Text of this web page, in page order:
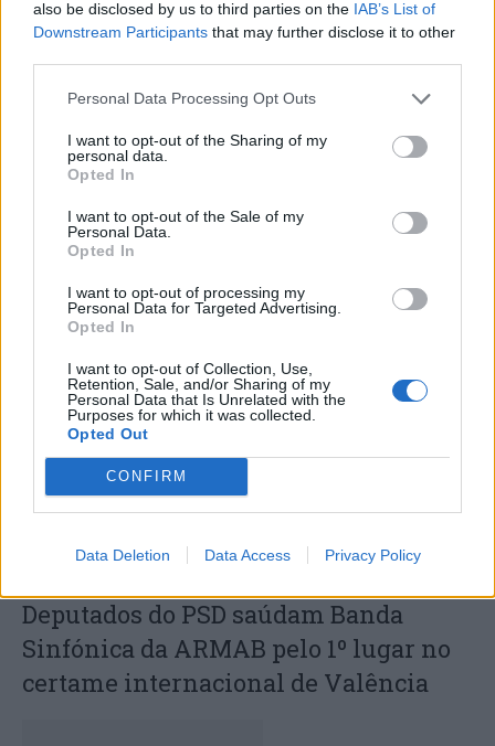
also be disclosed by us to third parties on the IAB’s List of
Downstream Participants that may further disclose it to other
Personal Data Processing Opt Outs
I want to opt-out of the Sharing of my
personal data.
Opted In
I want to opt-out of the Sale of my
Personal Data.
Opted In
I want to opt-out of processing my
Personal Data for Targeted Advertising.
Opted In
I want to opt-out of Collection, Use,
Retention, Sale, and/or Sharing of my
Personal Data that Is Unrelated with the
Purposes for which it was collected.
Opted Out
CONFIRM
Data Deletion Data Access Privacy Policy
Montemor – o – Velho:
Ereira celebra Nossa
Murtosa: GNR localiza
ARTIGOS RELACIONADOSMAIS DO AUTOR
Deputados do PSD saúdam Banda
Sinfónica da ARMAB pelo 1º lugar no
certame internacional de Valência